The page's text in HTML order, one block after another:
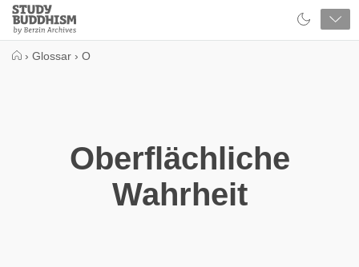
Close
Study
Buddhism
› Glossar › O
Oberflächliche
Wahrheit